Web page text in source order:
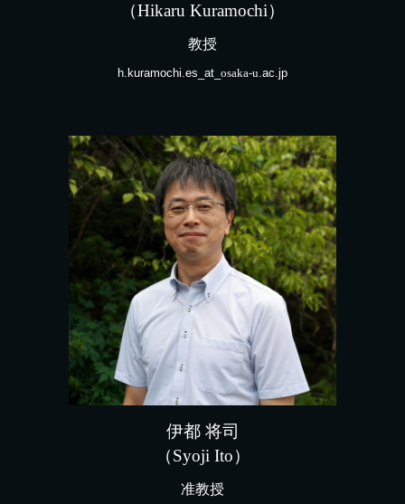
（Hikaru Kuramochi）
教授
h.kuramochi.es _at_ osaka-u.ac.jp
伊都 将司
（Syoji Ito）
准教授